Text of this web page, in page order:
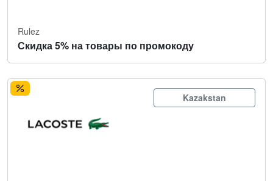
Rulez
Скидка 5% на товары по промокоду
Kazakstan